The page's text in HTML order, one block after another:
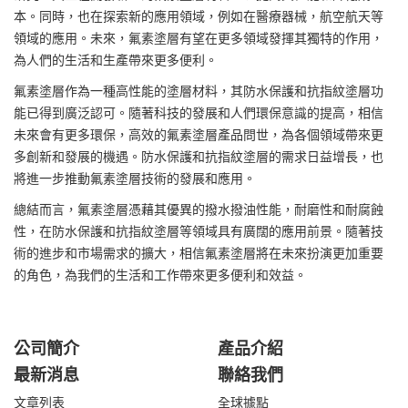
本。同時，也在探索新的應用領域，例如在醫療器械，航空航天等
領域的應用。未來，氟素塗層有望在更多領域發揮其獨特的作用，
為人們的生活和生產帶來更多便利。
氟素塗層作為一種高性能的塗層材料，其防水保護和抗指紋塗層功
能已得到廣泛認可。隨著科技的發展和人們環保意識的提高，相信
未來會有更多環保，高效的氟素塗層產品問世，為各個領域帶來更
多創新和發展的機遇。防水保護和抗指紋塗層的需求日益增長，也
將進一步推動氟素塗層技術的發展和應用。
總結而言，氟素塗層憑藉其優異的撥水撥油性能，耐磨性和耐腐蝕
性，在防水保護和抗指紋塗層等領域具有廣闊的應用前景。隨著技
術的進步和市場需求的擴大，相信氟素塗層將在未來扮演更加重要
的角色，為我們的生活和工作帶來更多便利和效益。
公司簡介
產品介紹
最新消息
文章列表
聯絡我們
全球據點